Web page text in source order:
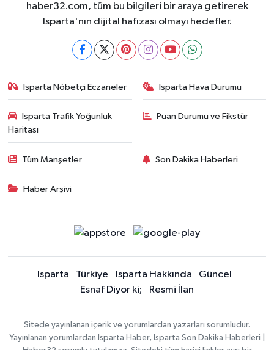
haber32.com, tüm bu bilgileri bir araya getirerek
Isparta'nın dijital hafızası olmayı hedefler.
Isparta Nöbetçi Eczaneler Isparta Hava Durumu
Isparta Trafik Yoğunluk
Haritası
Puan Durumu ve Fikstür
Tüm Manşetler Son Dakika Haberleri
Haber Arşivi
Isparta Türkiye Isparta Hakkında
Güncel
Esnaf Diyor ki;
Resmi İlan
Sitede yayınlanan içerik ve yorumlardan yazarları sorumludur.
Yayınlanan yorumlardan Isparta Haber, Isparta Son Dakika Haberleri |